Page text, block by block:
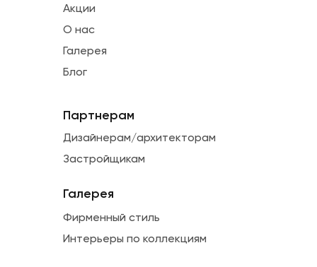
Акции
О нас
Галерея
Блог
Партнерам
Дизайнерам/архитекторам
Застройщикам
Галерея
Фирменный стиль
Интерьеры по коллекциям